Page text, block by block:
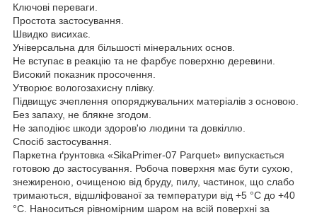
Ключові переваги.
Простота застосування.
Швидко висихає.
Універсальна для більшості мінеральних основ.
Не вступає в реакцію та не фарбує поверхню деревини.
Високий показник просочення.
Утворює вологозахисну плівку.
Підвищує зчеплення опоряджувальних матеріалів з основою.
Без запаху, не блякне згодом.
Не заподіює шкоди здоров'ю людини та довкіллю.
Спосіб застосування.
Паркетна ґрунтовка «SikaPrimer-07 Parquet» випускається
готовою до застосування. Робоча поверхня має бути сухою,
знежиреною, очищеною від бруду, пилу, частинок, що слабо
тримаються, відшліфованої за температури від +5 °C до +40
°C. Наноситься рівномірним шаром на всій поверхні за